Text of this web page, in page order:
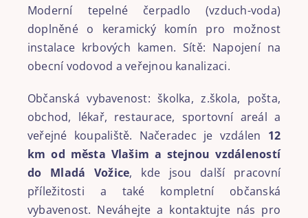
Moderní tepelné čerpadlo (vzduch-voda)
doplněné o keramický komín pro možnost
instalace krbových kamen. Sítě: Napojení na
obecní vodovod a veřejnou kanalizaci.
Občanská vybavenost: školka, z.škola, pošta,
obchod, lékař, restaurace, sportovní areál a
veřejné koupaliště. Načeradec je vzdálen 12
km od města Vlašim a stejnou vzdáleností
do Mladá Vožice, kde jsou další pracovní
příležitosti a také kompletní občanská
vybavenost. Neváhejte a kontaktujte nás pro